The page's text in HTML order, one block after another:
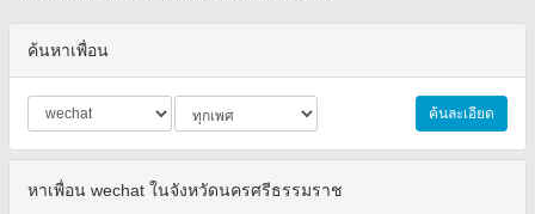
ค้นหาเพื่อน
ค้นละเอียด
หาเพื่อน wechat ในจังหวัดนครศรีธรรมราช